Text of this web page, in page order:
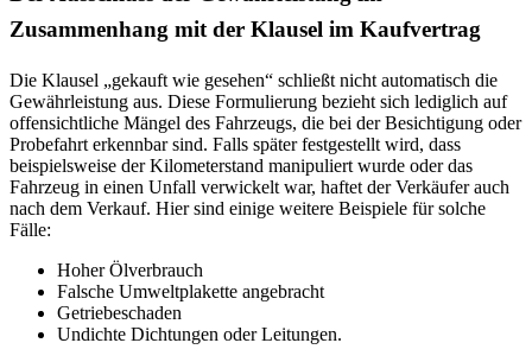
Zusammenhang mit der Klausel im Kaufvertrag
Die Klausel „gekauft wie gesehen“ schließt nicht automatisch die
Gewährleistung aus. Diese Formulierung bezieht sich lediglich auf
offensichtliche Mängel des Fahrzeugs, die bei der Besichtigung oder
Probefahrt erkennbar sind. Falls später festgestellt wird, dass
beispielsweise der Kilometerstand manipuliert wurde oder das
Fahrzeug in einen Unfall verwickelt war, haftet der Verkäufer auch
nach dem Verkauf. Hier sind einige weitere Beispiele für solche
Fälle:
Hoher Ölverbrauch
Falsche Umweltplakette angebracht
Getriebeschaden
Undichte Dichtungen oder Leitungen.